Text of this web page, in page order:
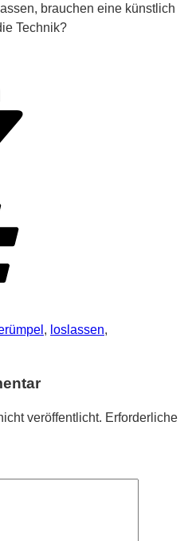
brauchen eine künstlich
Technik?
, loslassen,
veröffentlicht. Erforderliche